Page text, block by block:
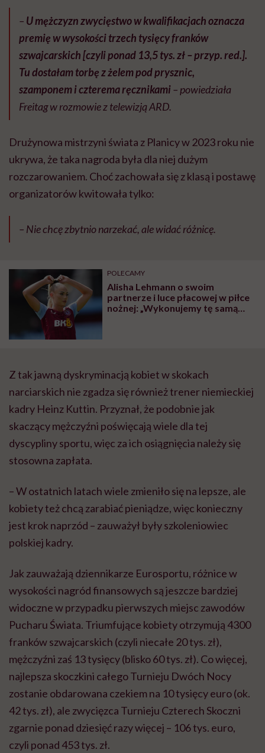
– U mężczyzn zwycięstwo w kwalifikacjach oznacza
premię w wysokości trzech tysięcy franków
szwajcarskich [czyli ponad 13,5 tys. zł – przyp. red.].
Tu dostałam torbę z żelem pod prysznic,
szamponem i czterema ręcznikami– powiedziała
Freitag w rozmowie z telewizją ARD.
Drużynowa mistrzyni świata z Planicy w 2023 roku nie
ukrywa, że taka nagroda była dla niej dużym
rozczarowaniem. Choć zachowała się z klasą i postawę
organizatorów kwitowała tylko:
– Nie chcę zbytnio narzekać, ale widać różnicę.
POLECAMY
Alisha Lehmann o swoim
partnerze i luce płacowej w piłce
nożnej: „Wykonujemy tę samą
Z tak jawną dyskryminacją kobiet w skokach
narciarskich nie zgadza się również trener niemieckiej
kadry Heinz Kuttin. Przyznał, że podobnie jak
skaczący mężczyźni poświęcają wiele dla tej
dyscypliny sportu, więc za ich osiągnięcia należy się
stosowna zapłata.
– W ostatnich latach wiele zmieniło się na lepsze, ale
kobiety też chcą zarabiać pieniądze, więc konieczny
jest krok naprzód – zauważył były szkoleniowiec
polskiej kadry.
Jak zauważają dziennikarze Eurosportu, różnice w
wysokości nagród finansowych są jeszcze bardziej
widoczne w przypadku pierwszych miejsc zawodów
Pucharu Świata. Triumfujące kobiety otrzymują 4300
franków szwajcarskich (czyli niecałe 20 tys. zł),
mężczyźni zaś 13 tysięcy (blisko 60 tys. zł). Co więcej,
najlepsza skoczkini całego Turnieju Dwóch Nocy
zostanie obdarowana czekiem na 10 tysięcy euro (ok.
42 tys. zł), ale zwycięzca Turnieju Czterech Skoczni
zgarnie ponad dziesięć razy więcej – 106 tys. euro,
czyli ponad 453 tys. zł.